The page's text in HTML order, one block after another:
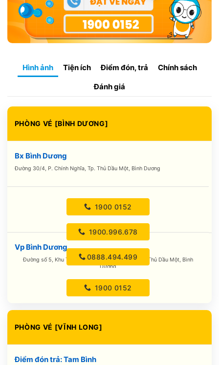
Hình ảnh Tiện ích Điểm đón, trả Chính sách
Đánh giá
PHÒNG VÉ [BÌNH DƯƠNG]
Bx Bình Dương
Đường 30/4, P. Chính Nghĩa, Tp. Thủ Dầu Một, Bình Dương
1900 0152
1900.996.678
0888.494.499
Vp Bình Dương
Đường số 5, Khu Tái Định Cư, P. Chánh Nghĩa, Tp. Thủ Dầu Một, Bình
Dương
1900 0152
1900.996.678
PHÒNG VÉ [VĨNH LONG]
Điểm đón trả: Tam Bình